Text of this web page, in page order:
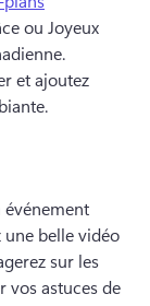
ou Joyeux
et ajoutez
une belle vidéo
sur les
vos astuces de